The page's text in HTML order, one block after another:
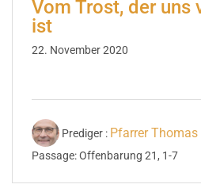
Vom Trost, der uns
ist
22. November 2020
Prediger : Pfarrer
Passage:Offenbarung 21, 1-7